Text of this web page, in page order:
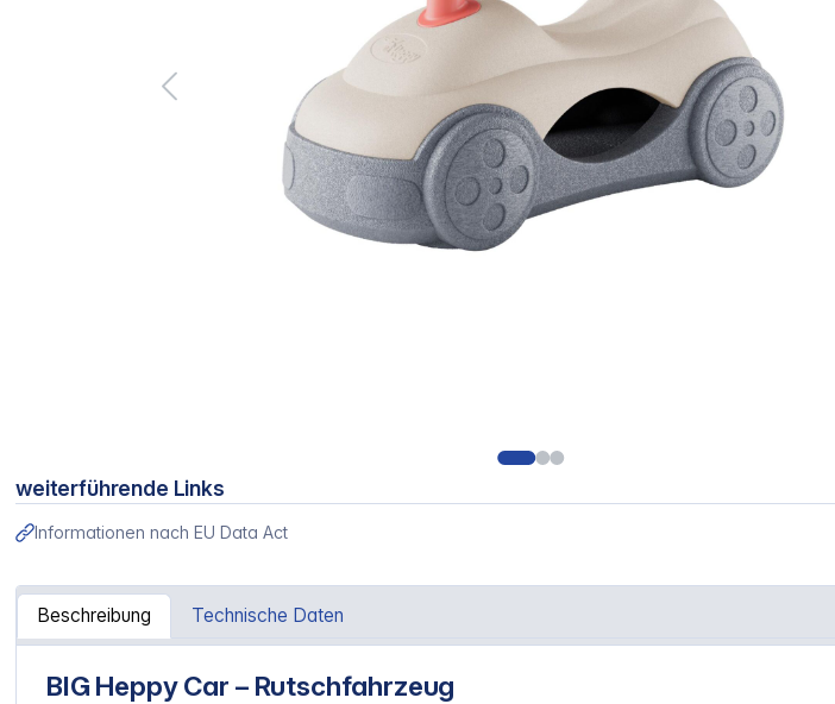
weiterführende Links
Informationen nach EU Data Act
Beschreibung Technische Daten
Artikelinformationen "BIG Heppy Car"
BIG Heppy Car – Rutschfahrzeug